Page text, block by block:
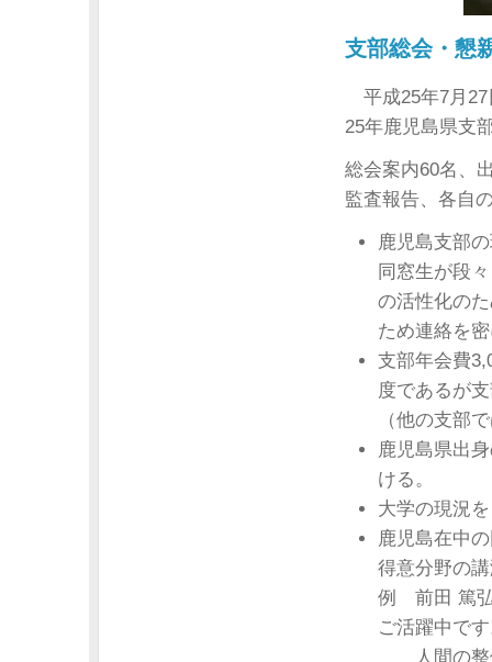
支部総会・懇
平成25年7月
25年鹿児島県支
総会案内60名、
監査報告、各自
鹿児島支部
同窓生が段
の活性化の
ため連絡を
支部年会費
度であるが
（他の支部
鹿児島県出
ける。
大学の現況
鹿児島在中
得意分野の
例 前田 篤弘
ご活躍中で
人間の整